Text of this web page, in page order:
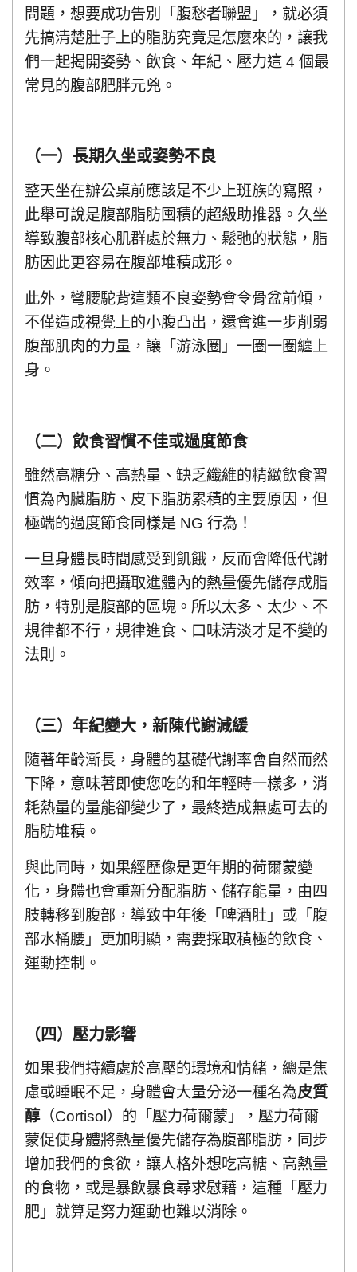
問題，想要成功告別「腹愁者聯盟」，就必須
先搞清楚肚子上的脂肪究竟是怎麼來的，讓我
們一起揭開姿勢、飲食、年紀、壓力這 4 個最
常見的腹部肥胖元兇。
（一）長期久坐或姿勢不良
整天坐在辦公桌前應該是不少上班族的寫照，
此舉可說是腹部脂肪囤積的超級助推器。久坐
導致腹部核心肌群處於無力、鬆弛的狀態，脂
肪因此更容易在腹部堆積成形。
此外，彎腰駝背這類不良姿勢會令骨盆前傾，
不僅造成視覺上的小腹凸出，還會進一步削弱
腹部肌肉的力量，讓「游泳圈」一圈一圈纏上
身。
（二）飲食習慣不佳或過度節食
雖然高糖分、高熱量、缺乏纖維的精緻飲食習
慣為內臟脂肪、皮下脂肪累積的主要原因，但
極端的過度節食同樣是 NG 行為！
一旦身體長時間感受到飢餓，反而會降低代謝
效率，傾向把攝取進體內的熱量優先儲存成脂
肪，特別是腹部的區塊。所以太多、太少、不
規律都不行，規律進食、口味清淡才是不變的
法則。
（三）年紀變大，新陳代謝減緩
隨著年齡漸長，身體的基礎代謝率會自然而然
下降，意味著即使您吃的和年輕時一樣多，消
耗熱量的量能卻變少了，最終造成無處可去的
脂肪堆積。
與此同時，如果經歷像是更年期的荷爾蒙變
化，身體也會重新分配脂肪、儲存能量，由四
肢轉移到腹部，導致中年後「啤酒肚」或「腹
部水桶腰」更加明顯，需要採取積極的飲食、
運動控制。
（四）壓力影響
如果我們持續處於高壓的環境和情緒，總是焦
慮或睡眠不足，身體會大量分泌一種名為皮質
醇（Cortisol）的「壓力荷爾蒙」，壓力荷爾
蒙促使身體將熱量優先儲存為腹部脂肪，同步
增加我們的食欲，讓人格外想吃高糖、高熱量
的食物，或是暴飲暴食尋求慰藉，這種「壓力
肥」就算是努力運動也難以消除。